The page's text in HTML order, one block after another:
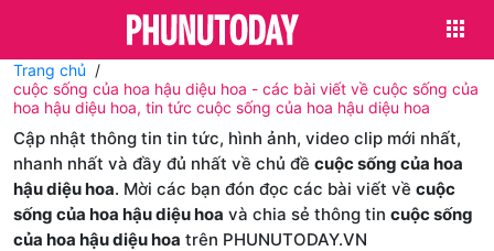
Trang chủ
cuộc sống của hoa hậu diệu hoa - các bài viết về cuộc sống của
hoa hậu diệu hoa, tin tức cuộc sống của hoa hậu diệu hoa
Cập nhật thông tin tin tức, hình ảnh, video clip mới nhất,
nhanh nhất và đầy đủ nhất về chủ đề cuộc sống của hoa
hậu diệu hoa. Mời các bạn đón đọc các bài viết về cuộc
sống của hoa hậu diệu hoa và chia sẻ thông tin cuộc sống
của hoa hậu diệu hoa trên PHUNUTODAY.VN